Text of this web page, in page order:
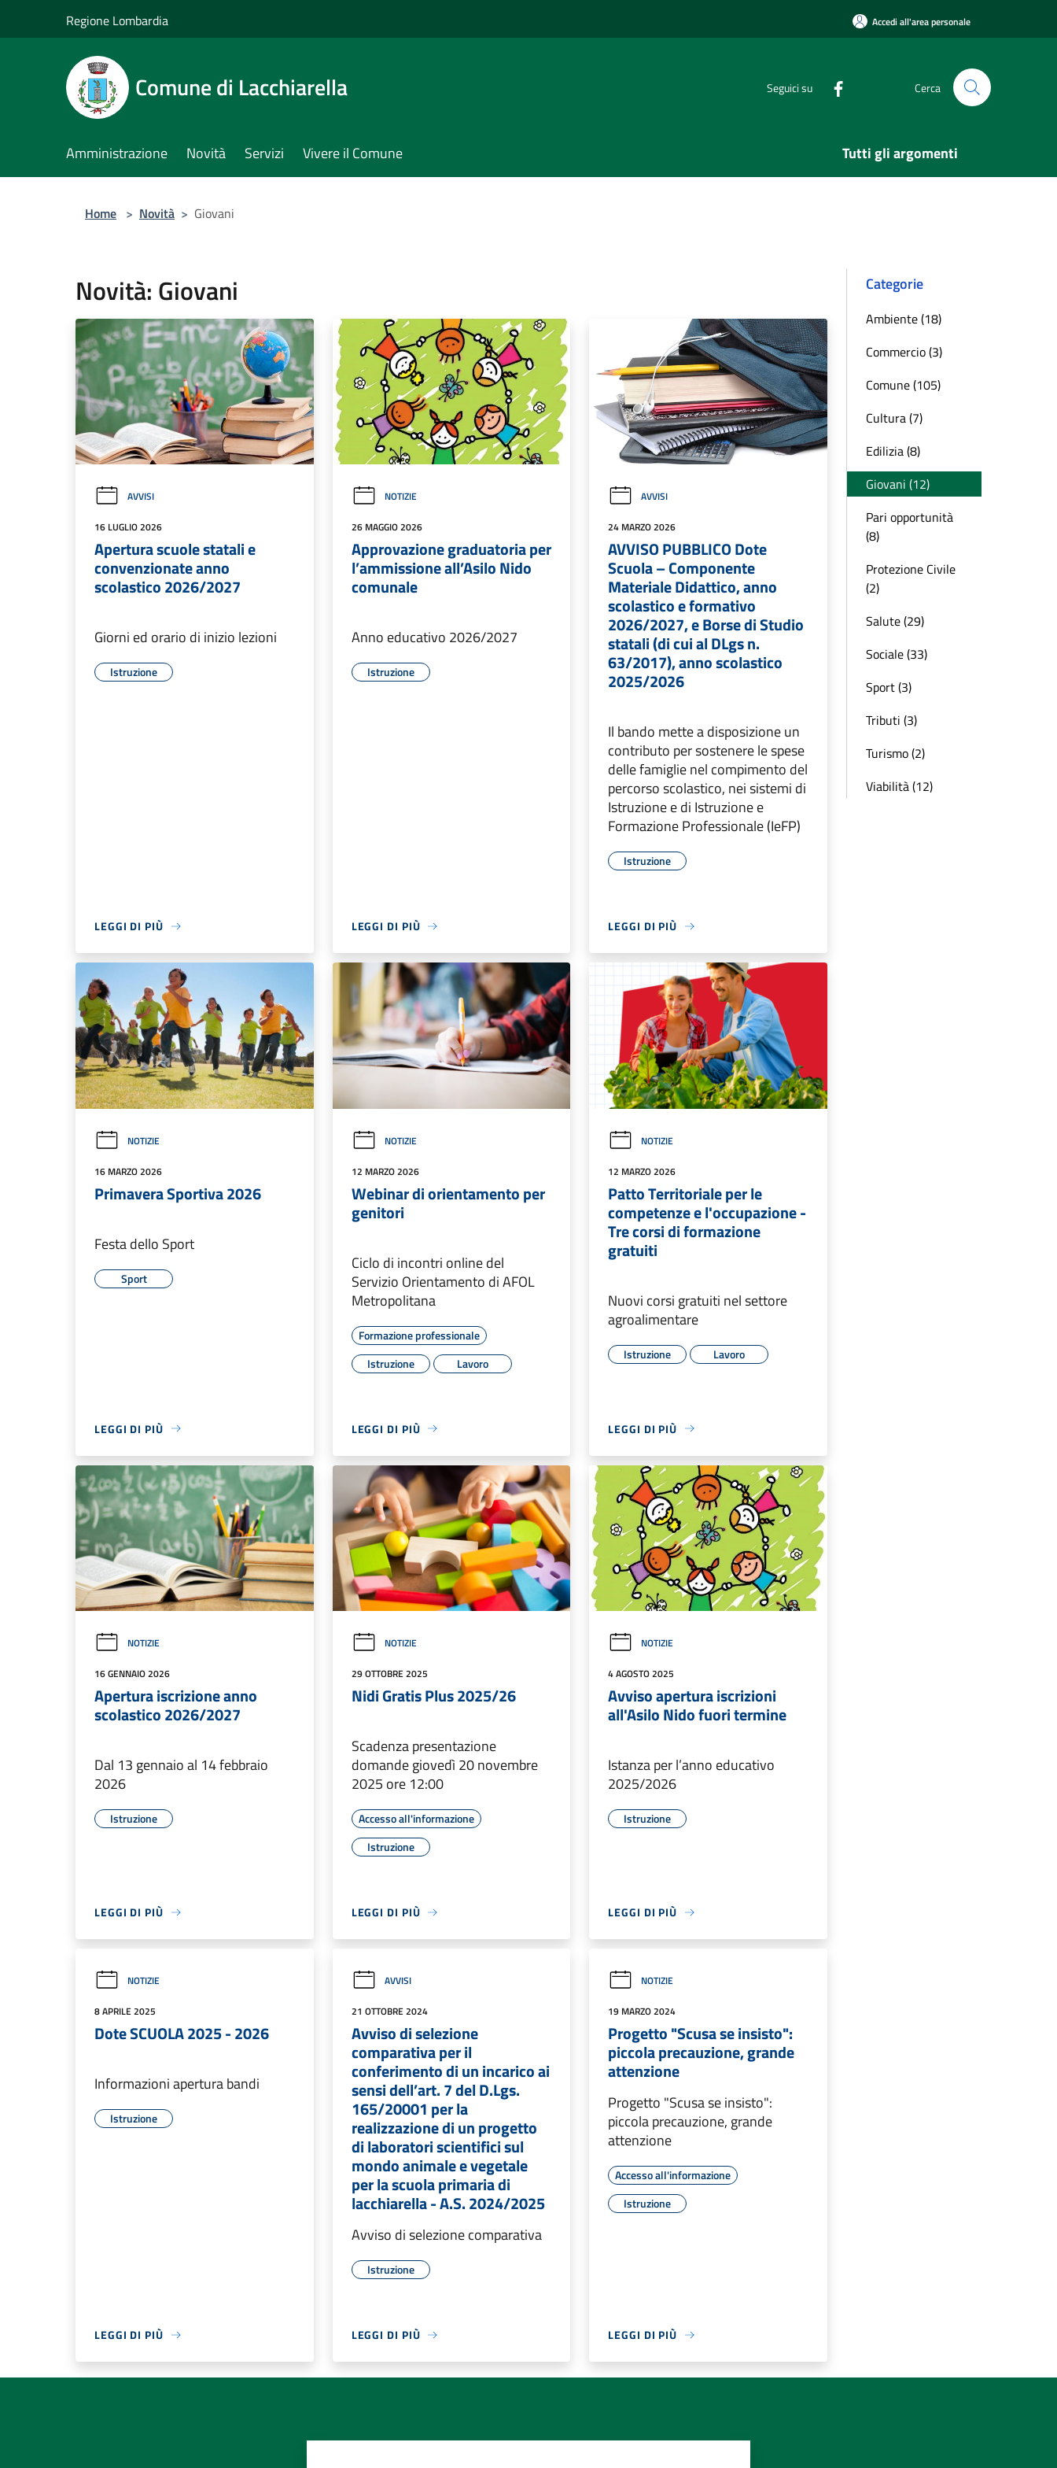
Regione Lombardia Accedi all'area personale
Comune di Lacchiarella Seguici su Cerca
Amministrazione Novità Servizi Vivere il Comune Tutti gli argomenti
Home > Novità > Giovani
Novità: Giovani
AVVISI
16 LUGLIO 2026
Apertura scuole statali e
convenzionate anno
scolastico 2026/2027
Giorni ed orario di inizio lezioni
Istruzione
LEGGI DI PIÙ
NOTIZIE
26 MAGGIO 2026
Approvazione graduatoria per
l’ammissione all’Asilo Nido
comunale
Anno educativo 2026/2027
Istruzione
LEGGI DI PIÙ
AVVISI
24 MARZO 2026
AVVISO PUBBLICO Dote
Scuola – Componente
Materiale Didattico, anno
scolastico e formativo
2026/2027, e Borse di Studio
statali (di cui al DLgs n.
63/2017), anno scolastico
2025/2026
Il bando mette a disposizione un
contributo per sostenere le spese
delle famiglie nel compimento del
percorso scolastico, nei sistemi di
Istruzione e di Istruzione e
Formazione Professionale (IeFP)
Istruzione
LEGGI DI PIÙ
NOTIZIE
16 MARZO 2026
Primavera Sportiva 2026
Festa dello Sport
Sport
LEGGI DI PIÙ
NOTIZIE
12 MARZO 2026
Webinar di orientamento per
genitori
Ciclo di incontri online del
Servizio Orientamento di AFOL
Metropolitana
Formazione professionale
Istruzione
Lavoro
LEGGI DI PIÙ
NOTIZIE
12 MARZO 2026
Patto Territoriale per le
competenze e l'occupazione -
Tre corsi di formazione
gratuiti
Nuovi corsi gratuiti nel settore
agroalimentare
Istruzione Lavoro
LEGGI DI PIÙ
NOTIZIE
16 GENNAIO 2026
Apertura iscrizione anno
scolastico 2026/2027
Dal 13 gennaio al 14 febbraio
2026
Istruzione
LEGGI DI PIÙ
NOTIZIE
29 OTTOBRE 2025
Nidi Gratis Plus 2025/26
Scadenza presentazione
domande giovedì 20 novembre
2025 ore 12:00
Accesso all'informazione
Istruzione
LEGGI DI PIÙ
NOTIZIE
4 AGOSTO 2025
Avviso apertura iscrizioni
all'Asilo Nido fuori termine
Istanza per l’anno educativo
2025/2026
Istruzione
LEGGI DI PIÙ
NOTIZIE
8 APRILE 2025
Dote SCUOLA 2025 - 2026
Informazioni apertura bandi
Istruzione
LEGGI DI PIÙ
AVVISI
21 OTTOBRE 2024
Avviso di selezione
comparativa per il
conferimento di un incarico ai
sensi dell’art. 7 del D.Lgs.
165/20001 per la
realizzazione di un progetto
di laboratori scientifici sul
mondo animale e vegetale
per la scuola primaria di
lacchiarella - A.S. 2024/2025
Avviso di selezione comparativa
Istruzione
LEGGI DI PIÙ
NOTIZIE
19 MARZO 2024
Progetto "Scusa se insisto":
piccola precauzione, grande
attenzione
Progetto "Scusa se insisto":
piccola precauzione, grande
attenzione
Accesso all'informazione
Istruzione
LEGGI DI PIÙ
Categorie
Ambiente (18)
Commercio (3)
Comune (105)
Cultura (7)
Edilizia (8)
Giovani (12)
Pari opportunità
(8)
Protezione Civile
(2)
Salute (29)
Sociale (33)
Sport (3)
Tributi (3)
Turismo (2)
Viabilità (12)